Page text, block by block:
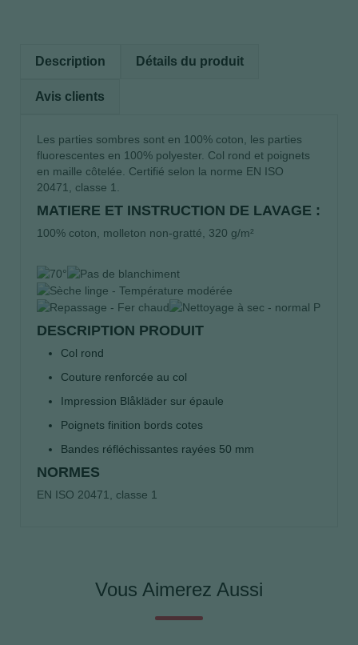
Description Détails du produit
Avis clients
Les parties sombres sont en 100% coton, les parties
fluorescentes en 100% polyester. Col rond et poignets
en maille côtelée. Certifié selon la norme EN ISO
20471, classe 1.
MATIERE ET INSTRUCTION DE LAVAGE :
100% coton, molleton non-gratté, 320 g/m²
DESCRIPTION PRODUIT
Col rond
Couture renforcée au col
Impression Blåkläder sur épaule
Poignets finition bords cotes
Bandes réfléchissantes rayées 50 mm
NORMES
EN ISO 20471, classe 1
Vous Aimerez Aussi